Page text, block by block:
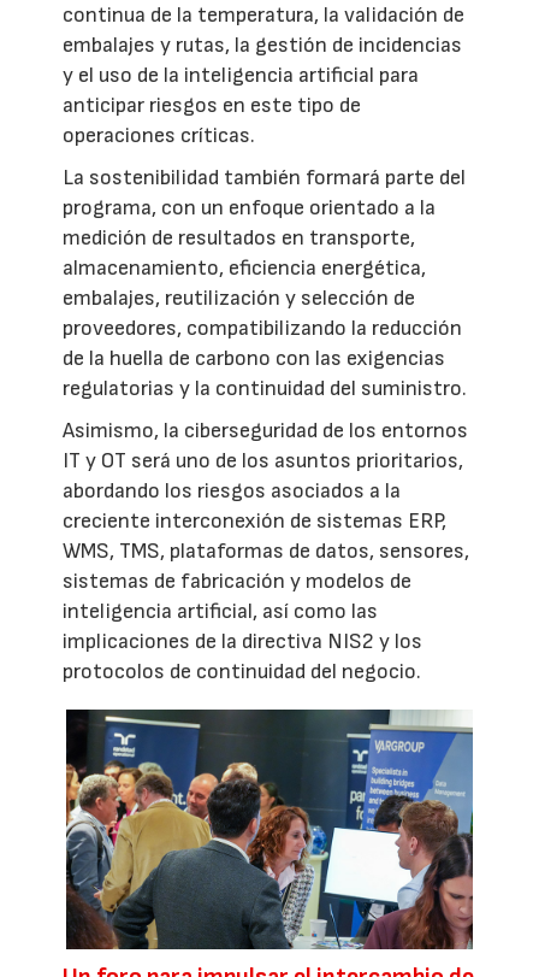
continua de la temperatura, la validación de
embalajes y rutas, la gestión de incidencias
y el uso de la inteligencia artificial para
anticipar riesgos en este tipo de
operaciones críticas.
La sostenibilidad también formará parte del
programa, con un enfoque orientado a la
medición de resultados en transporte,
almacenamiento, eficiencia energética,
embalajes, reutilización y selección de
proveedores, compatibilizando la reducción
de la huella de carbono con las exigencias
regulatorias y la continuidad del suministro.
Asimismo, la ciberseguridad de los entornos
IT y OT será uno de los asuntos prioritarios,
abordando los riesgos asociados a la
creciente interconexión de sistemas ERP,
WMS, TMS, plataformas de datos, sensores,
sistemas de fabricación y modelos de
inteligencia artificial, así como las
implicaciones de la directiva NIS2 y los
protocolos de continuidad del negocio.